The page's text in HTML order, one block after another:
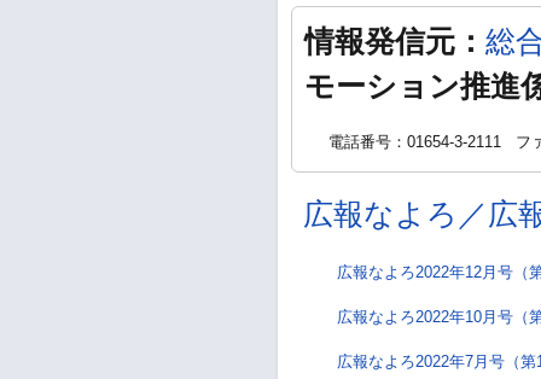
情報発信元： 総
モーション推進
電話番号：01654-3-2111 フ
広報なよろ／広
広報なよろ2022年12月号（
広報なよろ2022年10月号（
広報なよろ2022年7月号（第